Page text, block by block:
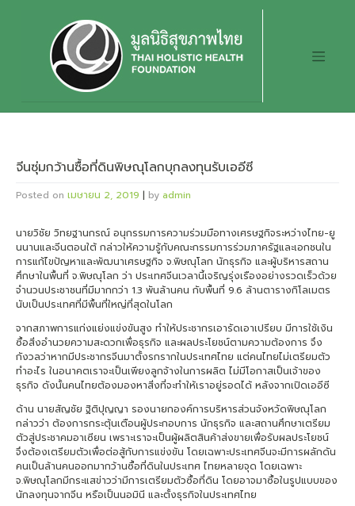
จีนซุ่มกว้านซื้อที่ดินพิษณุโลกบุกลงทุนรับเออีซี
Posted on เมษายน 2, 2019 | by admin
นายวิชัย วิทยฐานกรณ์ อนุกรรมการความร่วมมือทางเศรษฐกิจระหว่างไทย-ยู
นนานและจีนตอนใต้ กล่าวให้ความรู้กับคณะกรรมการร่วมภาครัฐและเอกชนใน
การแก้ไขปัญหาและพัฒนาเศรษฐกิจ จ.พิษณุโลก นักธุรกิจ และผู้บริหารสถาน
ศึกษาในพื้นที่ จ.พิษณุโลก ว่า ประเทศจีนเวลานี้เจริญรุ่งเรืองอย่างรวดเร็วด้วย
จำนวนประชาชนที่มีมากกว่า 1.3 พันล้านคน กับพื้นที่ 9.6 ล้านตารางกิโลเมตร
นับเป็นประเทศที่มีพื้นที่ใหญ่ที่สุดในโลก
จากสภาพการแก่งแย่งแข่งขันสูง ทำให้ประชากรเอารัดเอาเปรียบ มีการใช้เงิน
ซื้อสิ่งอำนวยความสะดวกเพื่อธุรกิจ และผลประโยชน์ตามความต้องการ จึง
กังวลว่าหากมีประชากรจีนมาตั้งรกรากในประเทศไทย แต่คนไทยไม่เตรียมตัว
ทำอะไร ในอนาคตเราจะเป็นเพียงลูกจ้างในการผลิต ไม่มีโอกาสเป็นเจ้าของ
ธุรกิจ ดังนั้นคนไทยต้องมองหาสิ่งที่จะทำให้เราอยู่รอดได้ หลังจากเปิดเออีซี
ด้าน นายสัญชัย ฐิติปุญญา รองนายกองค์การบริหารส่วนจังหวัดพิษณุโลก
กล่าวว่า ต้องการกระตุ้นเตือนผู้ประกอบการ นักธุรกิจ และสถานศึกษาเตรียม
ตัวสู่ประชาคมอาเซียน เพราะเราจะเป็นผู้ผลิตสินค้าส่งขายเพื่อรับผลประโยชน์
จึงต้องเตรียมตัวเพื่อต่อสู้กับการแข่งขัน โดยเฉพาะประเทศจีนจะมีการผลักดัน
คนเป็นล้านคนออกมากว้านซื้อที่ดินในประเทศ ไทยหลายจุด โดยเฉพาะ
จ.พิษณุโลกมีกระแสข่าวว่ามีการเตรียมตัวซื้อที่ดิน โดยอาจมาซื้อในรูปแบบของ
นักลงทุนจากจีน หรือเป็นนอมินี และตั้งธุรกิจในประเทศไทย